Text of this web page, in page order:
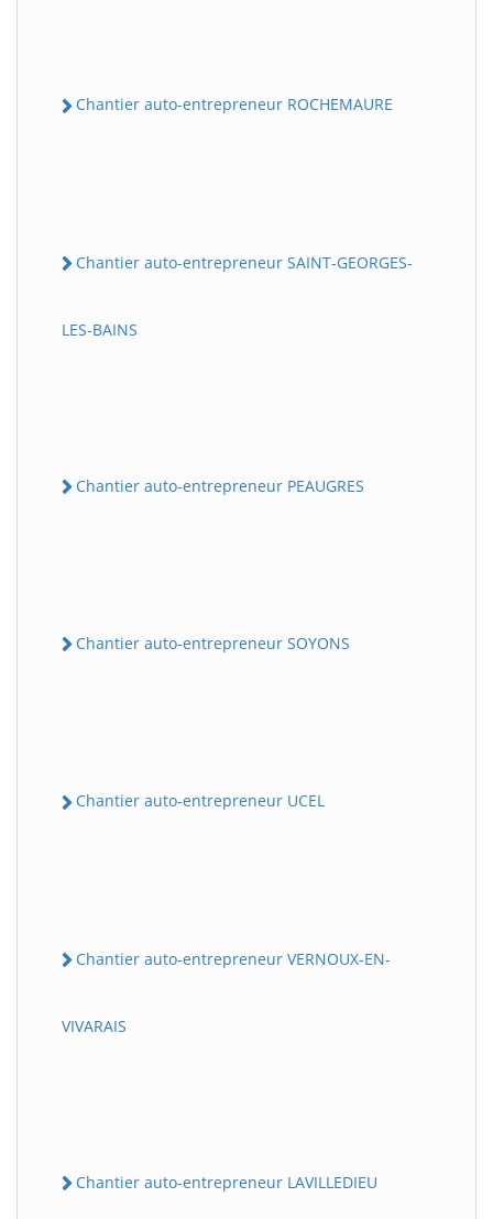
Chantier auto-entrepreneur ROCHEMAURE
Chantier auto-entrepreneur SAINT-GEORGES-
LES-BAINS
Chantier auto-entrepreneur PEAUGRES
Chantier auto-entrepreneur SOYONS
Chantier auto-entrepreneur UCEL
Chantier auto-entrepreneur VERNOUX-EN-
VIVARAIS
Chantier auto-entrepreneur LAVILLEDIEU